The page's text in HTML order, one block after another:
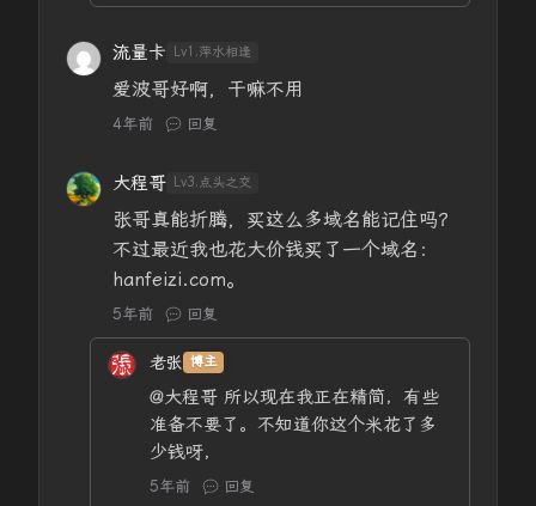
流量卡 Lv1.萍水相逢
爱波哥好啊，干嘛不用
4年前 回复
大程哥 Lv3.点头之交
张哥真能折腾，买这么多域名能记住吗？
不过最近我也花大价钱买了一个域名：
hanfeizi.com。
5年前 回复
老张 博主
@大程哥 所以现在我正在精简，有些
准备不要了。不知道你这个米花了多
少钱呀，
5年前 回复